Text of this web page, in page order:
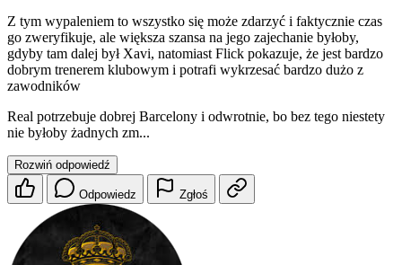
Z tym wypaleniem to wszystko się może zdarzyć i faktycznie czas
go zweryfikuje, ale większa szansa na jego zajechanie byłoby,
gdyby tam dalej był Xavi, natomiast Flick pokazuje, że jest bardzo
dobrym trenerem klubowym i potrafi wykrzesać bardzo dużo z
zawodników
Real potrzebuje dobrej Barcelony i odwrotnie, bo bez tego niestety
nie byłoby żadnych zm...
Rozwiń odpowiedź
Odpowiedz Zgłoś